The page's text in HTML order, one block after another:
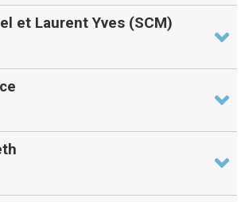
et Laurent Yves (SCM)